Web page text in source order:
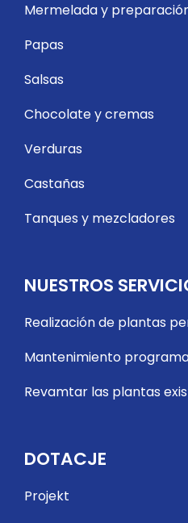
Mermelada y
Papas
Salsas
Chocolate y cremas
Verduras
Castañas
Tanques y mezcladores
NUESTROS
Realización de plantas
Mantenimiento
Revamtar las plantas
DOTACJE
Projekt